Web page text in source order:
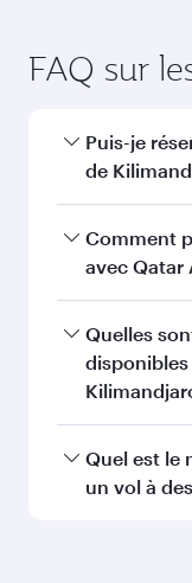
FAQ sur
Puis-je
de
Oui, Qatar
Kilimandjaro.
Comment
avec Qatar
Vous pouvez
Kilimandjaro
desservons
Quelles
La
de l'itinéraire
Quel est le
un vol à